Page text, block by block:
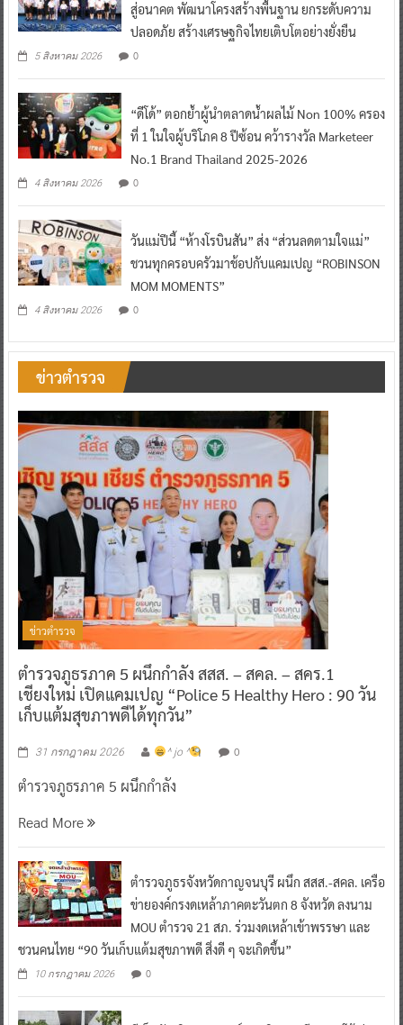
สู่อนาคต พัฒนาโครงสร้างพื้นฐาน ยกระดับความ
ปลอดภัย สร้างเศรษฐกิจไทยเติบโตอย่างยั่งยืน
5 สิงหาคม 2026 0
“ดีโด้” ตอกย้ำผู้นำตลาดน้ำผลไม้ Non 100% ครอง
ที่ 1 ในใจผู้บริโภค 8 ปีซ้อน คว้ารางวัล Marketeer
No.1 Brand Thailand 2025-2026
4 สิงหาคม 2026 0
วันแม่ปีนี้ “ห้างโรบินสัน” ส่ง “ส่วนลดตามใจแม่”
ชวนทุกครอบครัวมาช้อปกับแคมเปญ “ROBINSON
MOM MOMENTS”
4 สิงหาคม 2026 0
ข่าวตำรวจ
ข่าวตำรวจ
ตำรวจภูธรภาค 5 ผนึกกำลัง สสส. – สคล. – สคร.1
เชียงใหม่ เปิดแคมเปญ “Police 5 Healthy Hero : 90 วัน
เก็บแต้มสุขภาพดีได้ทุกวัน”
31 กรกฎาคม 2026 ^ jo ^ 0
ตำรวจภูธรภาค 5 ผนึกกำลัง
Read More
ตำรวจภูธรจังหวัดกาญจนบุรี ผนึก สสส.-สคล. เครือ
ข่ายองค์กรงดเหล้าภาคตะวันตก 8 จังหวัด ลงนาม
MOU ตำรวจ 21 สภ. ร่วมงดเหล้าเข้าพรรษา และ
ชวนคนไทย “90 วันเก็บแต้มสุขภาพดี สิ่งดี ๆ จะเกิดขึ้น”
10 กรกฎาคม 2026 0